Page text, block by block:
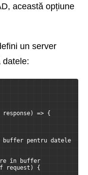
această opțiune
un server
datele:
=> {
pentru datele
în buffer
{